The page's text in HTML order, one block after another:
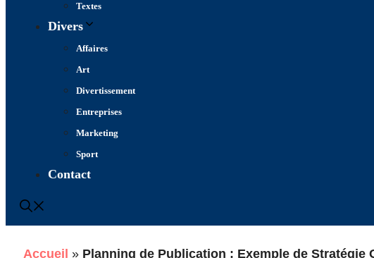
Textes
Divers
Affaires
Art
Divertissement
Entreprises
Marketing
Sport
Contact
Accueil » Planning de Publication : Exemple de Stratégie